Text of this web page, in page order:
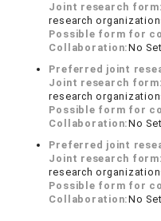
Joint research form:
research
Possible form for
Collaboration:No
Preferred joint
Joint research form:
research
Possible form for
Collaboration:No
Preferred joint
Joint research form:
research
Possible form for
Collaboration:No